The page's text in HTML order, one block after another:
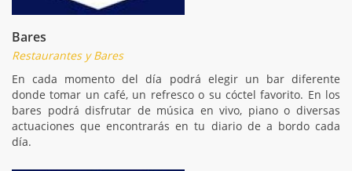
Bares
Restaurantes y Bares
En cada momento del día podrá elegir un bar diferente
donde tomar un café, un refresco o su cóctel favorito. En los
bares podrá disfrutar de música en vivo, piano o diversas
actuaciones que encontrarás en tu diario de a bordo cada
día.